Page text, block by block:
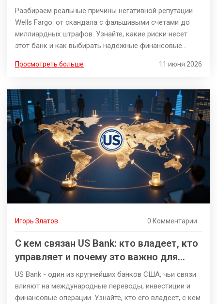
году
Разбираем реальные причины негативной репутации
Wells Fargo: от скандала с фальшивыми счетами до
миллиардных штрафов. Узнайте, какие риски несет
этот банк и как выбирать надежные финансовые
Просмотреть больше 11 июня 2026
Игорь Златов 0 Комментарии
С кем связан US Bank: кто владеет, кто
управляет и почему это важно для
россиян
US Bank - один из крупнейших банков США, чьи связи
влияют на международные переводы, инвестиции и
финансовые операции. Узнайте, кто его владеет, с кем